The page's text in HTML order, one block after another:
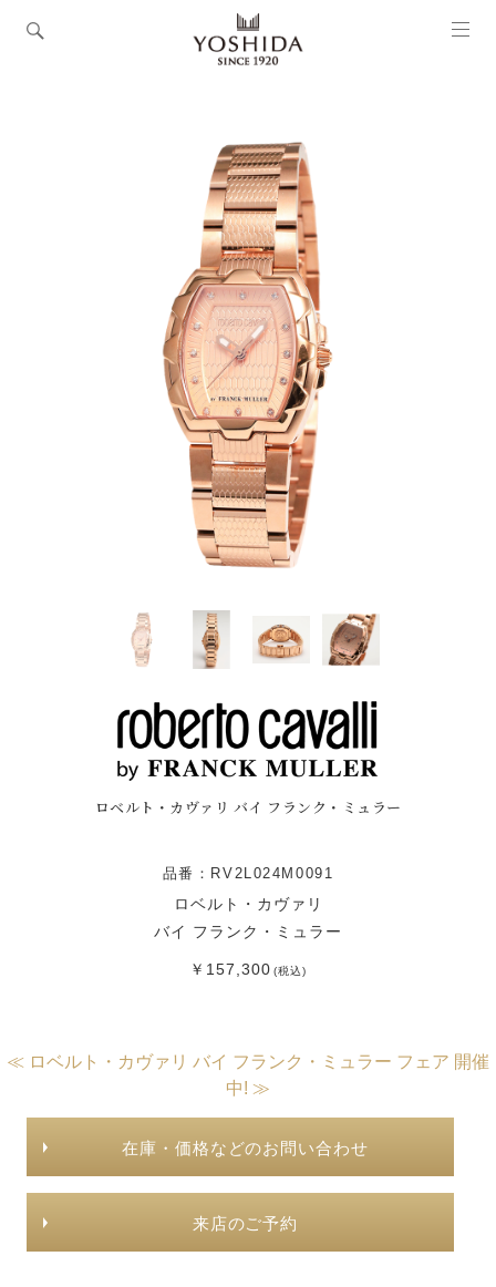
ロベルト・カヴァリ バイ フランク・ミュラー
品番：RV2L024M0091
ロベルト・カヴァリ
バイ フランク・ミュラー
￥157,300(税込)
≪ ロベルト・カヴァリ バイ フランク・ミュラー フェア 開催
中! ≫
在庫・価格などのお問い合わせ
来店のご予約